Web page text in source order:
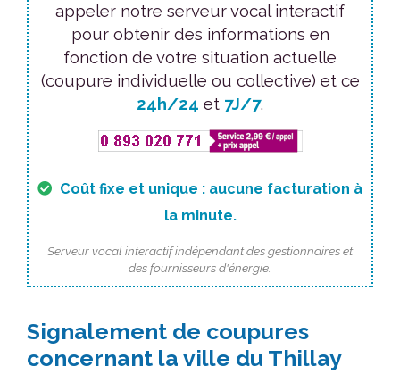
appeler notre serveur vocal interactif
pour obtenir des informations en
fonction de votre situation actuelle
(coupure individuelle ou collective) et ce
24h/24 et 7J/7.
Coût fixe et unique : aucune facturation à
la minute.
Serveur vocal interactif indépendant des gestionnaires et
des fournisseurs d'énergie.
Signalement de coupures
concernant la ville du Thillay